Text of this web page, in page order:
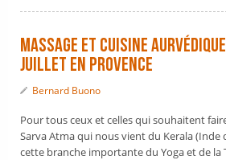
Massage et cuisine
juillet en Provence
Bernard Buono
Pour tous ceux et celles qui souhaitent
Sarva Atma qui nous vient du Kerala (Inde
cette branche importante du Yoga et de la